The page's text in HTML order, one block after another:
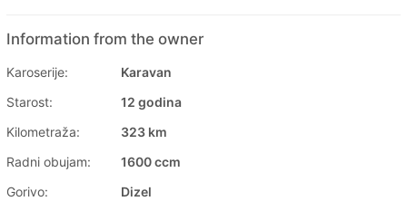
Information from the owner
Karoserije:
Karavan
Starost:
12 godina
Kilometraža:
323 km
Radni obujam:
1600 ccm
Gorivo:
Dizel